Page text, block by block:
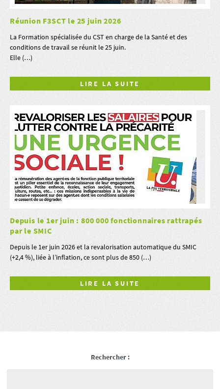
Réunion F3SCT le 25 juin 2026
La Formation spécialisée du CST en charge de la Santé et des
conditions de travail se réunit le 25 juin.
Elle (…)
LIRE LA SUITE
Depuis le 1er juin : 800 000 fonctionnaires rattrapés
par le SMIC
Depuis le 1er juin 2026 et la revalorisation automatique du SMIC
(+2,4 %), liée à l’inflation, ce sont plus de 850 (…)
LIRE LA SUITE
Rechercher :